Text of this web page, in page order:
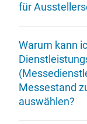
für
Warum kann
Messestand
auswählen?